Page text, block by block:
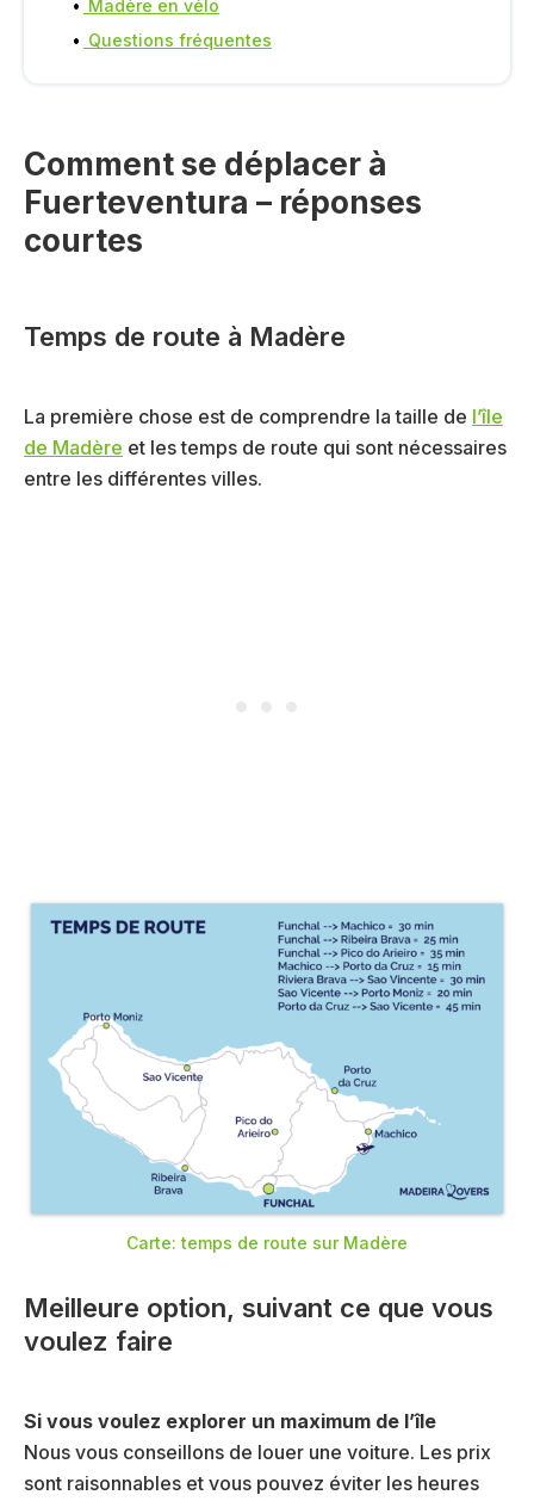
Madère en vélo
Questions fréquentes
Comment se déplacer à
Fuerteventura – réponses
courtes
Temps de route à Madère
La première chose est de comprendre la taille de l’île
de Madère et les temps de route qui sont nécessaires
entre les différentes villes.
Carte: temps de route sur Madère
Meilleure option, suivant ce que vous
voulez faire
Si vous voulez explorer un maximum de l’île
Nous vous conseillons de louer une voiture. Les prix
sont raisonnables et vous pouvez éviter les heures